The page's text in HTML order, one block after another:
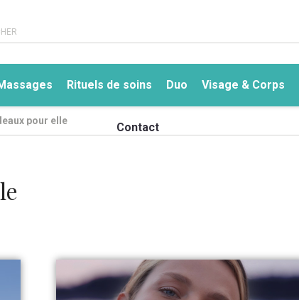
Rituels de soins Duo Visage & Corps
spa Le centre Contact
pour elle